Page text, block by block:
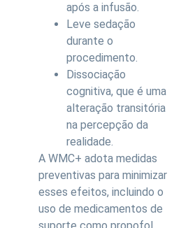
após a infusão.
Leve sedação
durante o
procedimento.
Dissociação
cognitiva, que é uma
alteração transitória
na percepção da
realidade.
A WMC+ adota medidas
preventivas para minimizar
esses efeitos, incluindo o
uso de medicamentos de